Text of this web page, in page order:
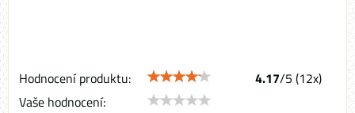
Hodnocení produktu: 4.17/5 (12x)
Vaše hodnocení: